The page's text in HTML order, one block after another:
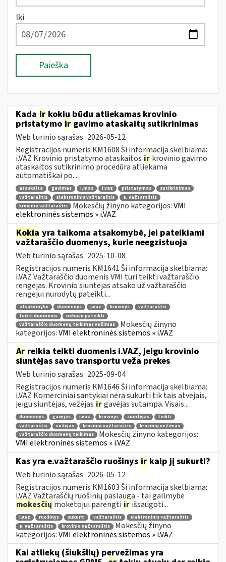
Iki
Paieška
Kada ir kokiu būdu atliekamas krovinio
pristatymo ir gavimo ataskaitų sutikrinimas
Web turinio sąrašas 2026-05-12
Registracijos numeris KM1608 Ši informacija skelbiama:
i.VAZ Krovinio pristatymo ataskaitos ir krovinio gavimo
ataskaitos sutikrinimo procedūra atliekama
automatiškai po...
ataskaita gavimas i.mas i.vaz pristatymas
sutikrinimas
važtaraštis
elektroninis važtaraštis
e. važtaraštis
krovinio važtaraštis
Mokesčių žinyno kategorijos:VMI
elektroninės sistemos » i.VAZ
Kokia yra taikoma atsakomybė, jei pateikiami
važtaraščio duomenys, kurie neegzistuoja
Web turinio sąrašas 2025-10-08
Registracijos numeris KM1641 Ši informacija skelbiama:
i.VAZ Važtaraščio duomenis VMI turi teikti važtaraščio
rengėjas. Krovinio siuntėjas atsako už važtaraščio
rengėjui nurodytų pateikti...
atsakomybė duomenys i.vaz krovinys
važtaraštis
teikti duomenis
nebuvo pateikti
važtaraščio duomenų teikimas vežimas
Mokesčių žinyno
kategorijos:VMI elektroninės sistemos » i.VAZ
Ar reikia teikti duomenis i.VAZ, jeigu krovinio
siuntėjas savo transportu veža prekes
Web turinio sąrašas 2025-09-04
Registracijos numeris KM1646 Ši informacija skelbiama:
i.VAZ Komerciniai santykiai nėra sukurti tik tais atvejais,
jeigu siuntėjas, vežėjas irgavėjas sutampa. Visais...
duomenys gavėjas i.vaz krovinys siuntėjas
teikti
važtaraštis
vežėjas krovinio važtaraštis
krovinių vežimas
važtaraščio duomenų teikimas
Mokesčių žinyno kategorijos:
VMI elektroninės sistemos » i.VAZ
Kas yra e.važtaraščio ruošinys ir kaip jį sukurti?
Web turinio sąrašas 2026-05-12
Registracijos numeris KM1603 Ši informacija skelbiama:
i.VAZ Važtaraščių ruošinių paslauga - tai galimybė
mokesčių mokėtojui parengti ir išsaugoti...
i.vaz ruošinys sukurti važtaraštis
elektroninis važtaraštis
e. važtaraštis
krovinio važtaraštis
Mokesčių žinyno
kategorijos:VMI elektroninės sistemos » i.VAZ
Kai atliekų (šiukšlių) pervežimas yra